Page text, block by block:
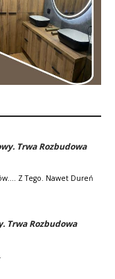
Trwa Rozbudowa
Z Tego. Nawet Dureń
Trwa Rozbudowa